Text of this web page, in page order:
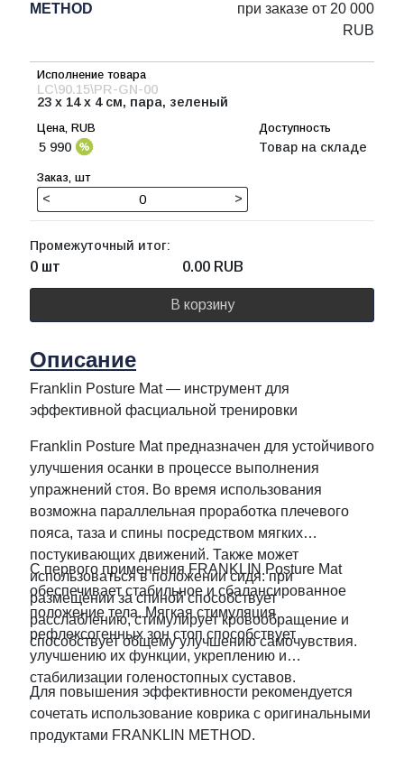
METHOD
при заказе от 20 000
RUB
LC\90.15\PR-GN-00
23 x 14 x 4 см, пара, зеленый
5 990 Товар на складе
< >
Промежуточный итог:
0 шт 0.00 RUB
В корзину
Описание
Franklin Posture Mat — инструмент для
эффективной фасциальной тренировки
Franklin Posture Mat предназначен для устойчивого
улучшения осанки в процессе выполнения
упражнений стоя. Во время использования
возможна параллельная проработка плечевого
пояса, таза и спины посредством мягких
постукивающих движений. Также может
использоваться в положении сидя: при
размещении за спиной способствует
расслаблению, стимулирует кровообращение и
способствует общему улучшению самочувствия.
С первого применения FRANKLIN Posture Mat
обеспечивает стабильное и сбалансированное
положение тела. Мягкая стимуляция
рефлексогенных зон стоп способствует
улучшению их функции, укреплению и
стабилизации голеностопных суставов.
Для повышения эффективности рекомендуется
сочетать использование коврика с оригинальными
продуктами FRANKLIN METHOD.